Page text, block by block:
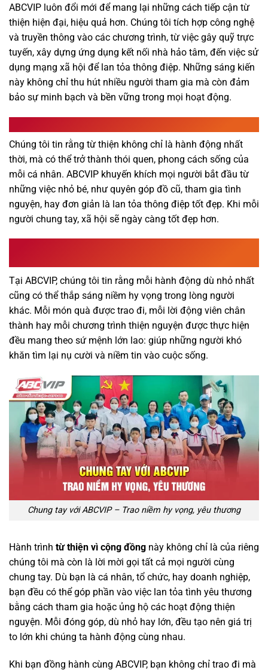
ABCVIP luôn đổi mới để mang lại những cách tiếp cận từ
thiện hiện đại, hiệu quả hơn. Chúng tôi tích hợp công nghệ
và truyền thông vào các chương trình, từ việc gây quỹ trực
tuyến, xây dựng ứng dụng kết nối nhà hảo tâm, đến việc sử
dụng mạng xã hội để lan tỏa thông điệp. Những sáng kiến
này không chỉ thu hút nhiều người tham gia mà còn đảm
bảo sự minh bạch và bền vững trong mọi hoạt động.
Chúng tôi tin rằng từ thiện không chỉ là hành động nhất
thời, mà có thể trở thành thói quen, phong cách sống của
mỗi cá nhân. ABCVIP khuyến khích mọi người bắt đầu từ
những việc nhỏ bé, như quyên góp đồ cũ, tham gia tình
nguyện, hay đơn giản là lan tỏa thông điệp tốt đẹp. Khi mỗi
người chung tay, xã hội sẽ ngày càng tốt đẹp hơn.
Tại ABCVIP, chúng tôi tin rằng mỗi hành động dù nhỏ nhất
cũng có thể thắp sáng niềm hy vọng trong lòng người
khác. Mỗi món quà được trao đi, mỗi lời động viên chân
thành hay mỗi chương trình thiện nguyện được thực hiện
đều mang theo sứ mệnh lớn lao: giúp những người khó
khăn tìm lại nụ cười và niềm tin vào cuộc sống.
Chung tay với ABCVIP – Trao niềm hy vọng, yêu thương
Hành trình từ thiện vì cộng đồng này không chỉ là của riêng
chúng tôi mà còn là lời mời gọi tất cả mọi người cùng
chung tay. Dù bạn là cá nhân, tổ chức, hay doanh nghiệp,
bạn đều có thể góp phần vào việc lan tỏa tình yêu thương
bằng cách tham gia hoặc ủng hộ các hoạt động thiện
nguyện. Mỗi đóng góp, dù nhỏ hay lớn, đều tạo nên giá trị
to lớn khi chúng ta hành động cùng nhau.
Khi bạn đồng hành cùng ABCVIP, bạn không chỉ trao đi mà